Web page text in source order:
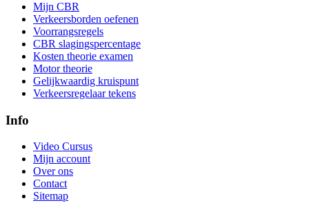
Mijn CBR
Verkeersborden oefenen
Voorrangsregels
CBR slagingspercentage
Kosten theorie examen
Motor theorie
Gelijkwaardig kruispunt
Verkeersregelaar tekens
Info
Video Cursus
Mijn account
Over ons
Contact
Sitemap